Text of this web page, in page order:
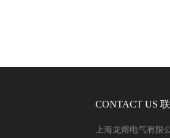
CONTACT US
上海龙熔电气有限